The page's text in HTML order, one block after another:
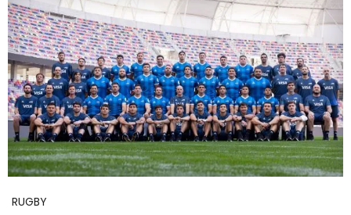
RUGBY